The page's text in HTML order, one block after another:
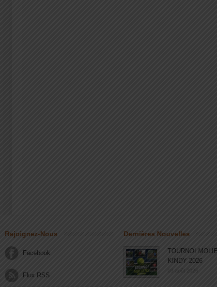
Rejoignez-Nous
Facebook
Flux RSS
Dernières Nouvelles
TOURNOI
KINDY 2026
03 août 2026